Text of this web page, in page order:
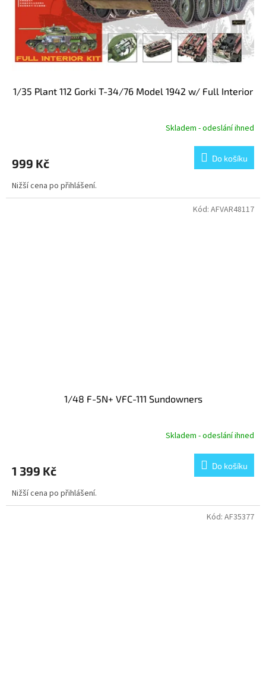
1/35 Plant 112 Gorki T-34/76 Model 1942 w/ Full Interior
Skladem - odeslání ihned
999 Kč Do košíku
Nižší cena po přihlášení.
1/48 F-5N+ VFC-111 Sundowners
Skladem - odeslání ihned
1 399 Kč Do košíku
Nižší cena po přihlášení.
Kód: AFVAR48117
Kód: AF35377